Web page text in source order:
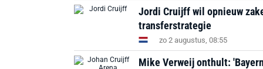
Jordi Cruijff wil opnieuw
transferstrategie
zo 2 augustus, 08:55
Mike Verweij onthult: